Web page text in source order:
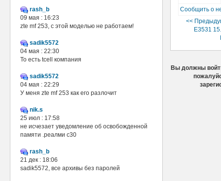
rash_b
09 мая : 16:23
zte mf 253, с этой моделью не работаем!
sadik5572
04 мая : 22:30
То есть tcell компания
sadik5572
04 мая : 22:29
У меня zte mf 253 как его разлочит
nik.s
25 июл : 17:58
не исчезает уведомление об освобожденной
памяти .реалми с30
rash_b
21 дек : 18:06
sadik5572, все архивы без паролей
Сообщить о
<<
E3531
Вы должны